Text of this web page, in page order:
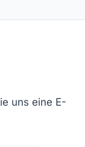
uns eine E-